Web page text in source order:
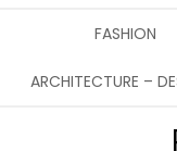
FASHION
ARCHITECTURE –